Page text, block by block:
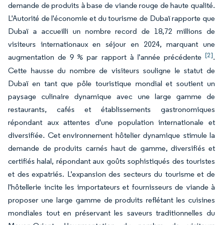
demande de produits à base de viande rouge de haute qualité.
L'Autorité de l'économie et du tourisme de Dubaï rapporte que
Dubaï a accueilli un nombre record de 18,72 millions de
visiteurs internationaux en séjour en 2024, marquant une
augmentation de 9 % par rapport à l'année précédente [2].
Cette hausse du nombre de visiteurs souligne le statut de
Dubaï en tant que pôle touristique mondial et soutient un
paysage culinaire dynamique avec une large gamme de
restaurants, cafés et établissements gastronomiques
répondant aux attentes d'une population internationale et
diversifiée. Cet environnement hôtelier dynamique stimule la
demande de produits carnés haut de gamme, diversifiés et
certifiés halal, répondant aux goûts sophistiqués des touristes
et des expatriés. L'expansion des secteurs du tourisme et de
l'hôtellerie incite les importateurs et fournisseurs de viande à
proposer une large gamme de produits reflétant les cuisines
mondiales tout en préservant les saveurs traditionnelles du